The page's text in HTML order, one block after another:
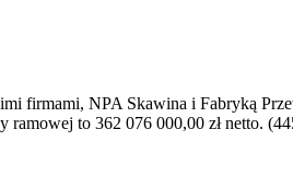
firmami, NPA Skawina i Fabryką
to 362 076 000,00 zł netto.